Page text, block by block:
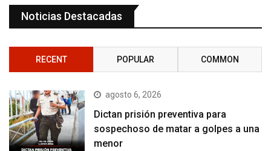
Noticias Destacadas
RECENT POPULAR COMMON
agosto 6, 2026
Dictan prisión preventiva para
sospechoso de matar a golpes a una
menor